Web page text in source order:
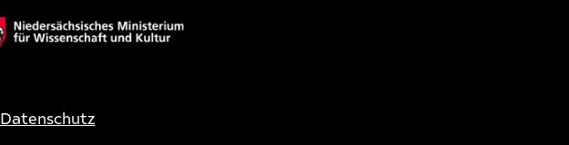
Datenschutz